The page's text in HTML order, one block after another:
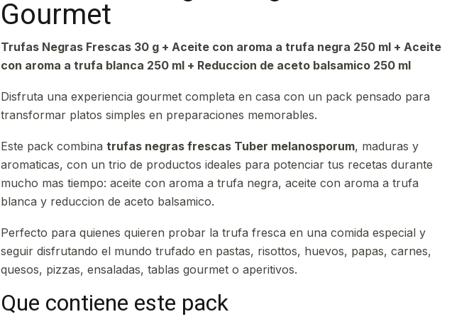
Gourmet
Trufas Negras Frescas 30 g + Aceite con aroma a trufa negra 250 ml + Aceite
con aroma a trufa blanca 250 ml + Reduccion de aceto balsamico 250 ml
Disfruta una experiencia gourmet completa en casa con un pack pensado para
transformar platos simples en preparaciones memorables.
Este pack combina trufas negras frescas Tuber melanosporum, maduras y
aromaticas, con un trio de productos ideales para potenciar tus recetas durante
mucho mas tiempo: aceite con aroma a trufa negra, aceite con aroma a trufa
blanca y reduccion de aceto balsamico.
Perfecto para quienes quieren probar la trufa fresca en una comida especial y
seguir disfrutando el mundo trufado en pastas, risottos, huevos, papas, carnes,
quesos, pizzas, ensaladas, tablas gourmet o aperitivos.
Que contiene este pack